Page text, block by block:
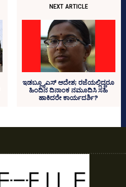
NEXT ARTICLE
ಇಡಬ್ಲ್ಯೂಎಸ್‌ ಆದೇಶ; ರಜೆಯಲ್ಲಿದ್ದರೂ
ಹಿಂದಿನ ದಿನಾಂಕ ನಮೂದಿಸಿ ಸಹಿ
ಹಾಕಿದರೇ ಕಾರ್ಯದರ್ಶಿ?